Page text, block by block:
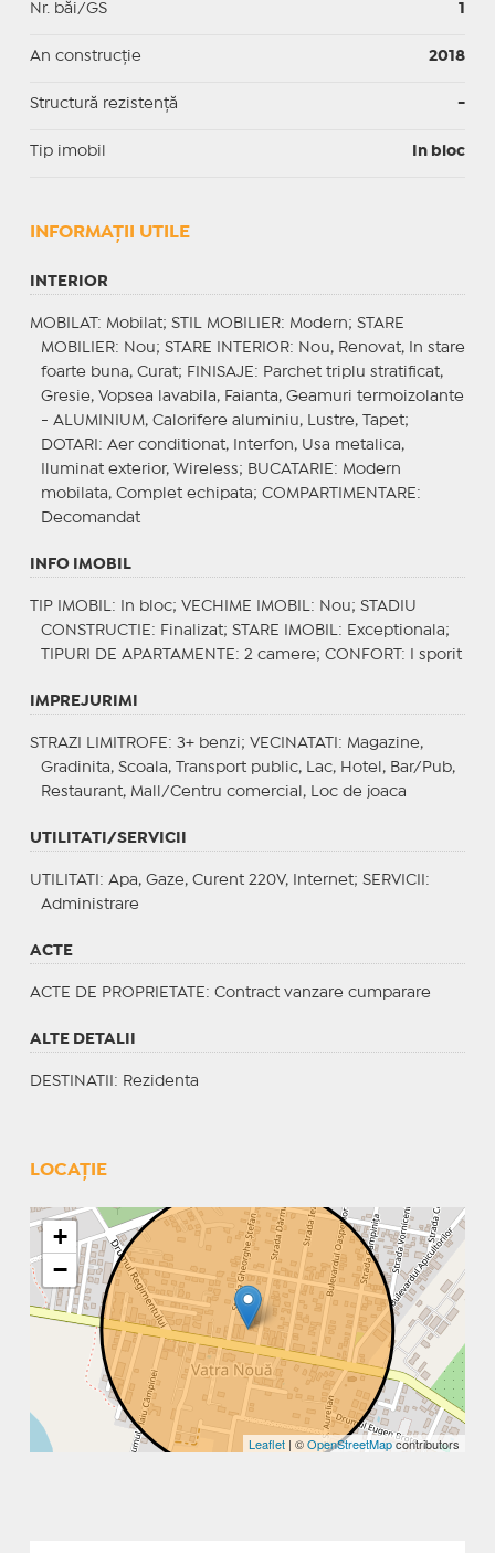
Nr. băi/GS 1
An construcție 2018
Structură rezistență -
Tip imobil In bloc
INFORMAŢII UTILE
INTERIOR
MOBILAT : Mobilat; STIL MOBILIER: Modern; STARE
MOBILIER: Nou; STARE INTERIOR: Nou, Renovat, In stare
foarte buna, Curat; FINISAJE : Parchet triplu stratificat,
Gresie, Vopsea lavabila, Faianta, Geamuri termoizolante
- ALUMINIUM, Calorifere aluminiu, Lustre, Tapet;
DOTARI : Aer conditionat, Interfon, Usa metalica,
Iluminat exterior, Wireless; BUCATARIE : Modern
mobilata, Complet echipata; COMPARTIMENTARE :
Decomandat
INFO IMOBIL
TIP IMOBIL : In bloc; VECHIME IMOBIL : Nou; STADIU
CONSTRUCTIE : Finalizat; STARE IMOBIL : Exceptionala;
TIPURI DE APARTAMENTE : 2 camere; CONFORT : I sporit
IMPREJURIMI
STRAZI LIMITROFE : 3+ benzi; VECINATATI : Magazine,
Gradinita, Scoala, Transport public, Lac, Hotel, Bar/Pub,
Restaurant, Mall/Centru comercial, Loc de joaca
UTILITATI/SERVICII
UTILITATI : Apa, Gaze, Curent 220V, Internet; SERVICII :
Administrare
ACTE
ACTE DE PROPRIETATE : Contract vanzare cumparare
ALTE DETALII
DESTINATII : Rezidenta
LOCAȚIE
+
−
Leaflet | ©OpenStreetMapcontributors